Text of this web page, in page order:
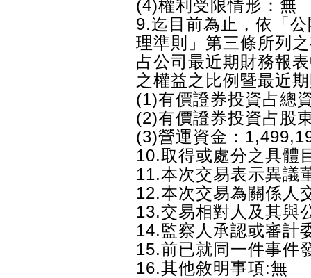
(4)權利受限情形：無
9.迄目前為止，依「
理準則」第三條所列
占公司最近期財務報
之權益之比例暨最近
(1)有價證券投資占總
(2)有價證券投資占股
(3)營運資金：
10.取得或處分之具體
11.本次交易表示異議
12.本次交易為關係人
13.交易相對人及其與
14.監察人承認或審計
15.前已就同一件事件
16.其他敘明事項:無